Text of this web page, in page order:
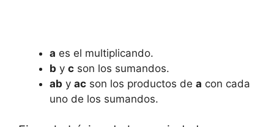
a es ⁢el multiplicando.
b y c son ⁤los sumandos.
ab y ac son los productos ⁤de a con​ cada
uno de los⁣ sumandos.